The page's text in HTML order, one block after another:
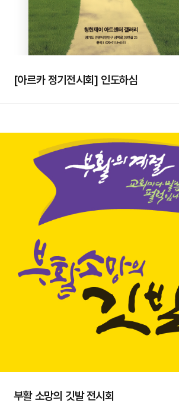
[아르카 정기전시회] 인도하심
부활 소망의 깃발 전시회